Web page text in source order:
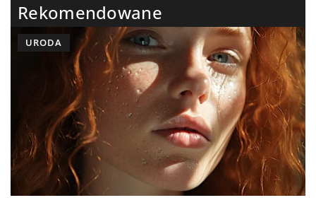
Rekomendowane
URODA